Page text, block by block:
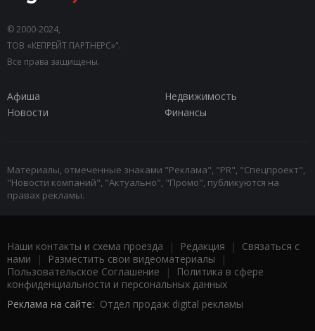
© 2000-2024,
ТОВ «КЕПРЕЙТ ПАРТНЕРС»".
Все права защищены.
Афиша
Недвижимость
Новости
Финансы
Материалы, отмеченные знаками "Реклама", "PR", "Спецпроект",
"Новости компаний", "Актуально", "Промо", публикуются на
правах рекламы.
Наши контакты и схема проезда | Редакция | Связаться с
нами | Разместить свои видеоматериалы |
Пользовательское Соглашение |
Политика в сфере
конфиденциальности и персональных данных
Реклама на сайте: Отдел продаж digital рекламы